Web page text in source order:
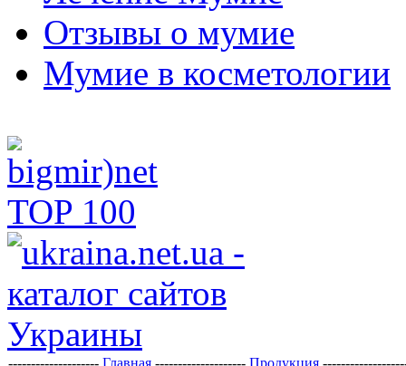
Отзывы о мумие
Мумие в косметологии
-------------------- Главная -------------------- Продукция